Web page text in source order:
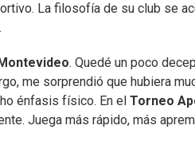
La filosofía de su club se
Montevideo. Quedé un poco
me sorprendió que hubiera
énfasis físico. En el Torneo
Juega más rápido, más